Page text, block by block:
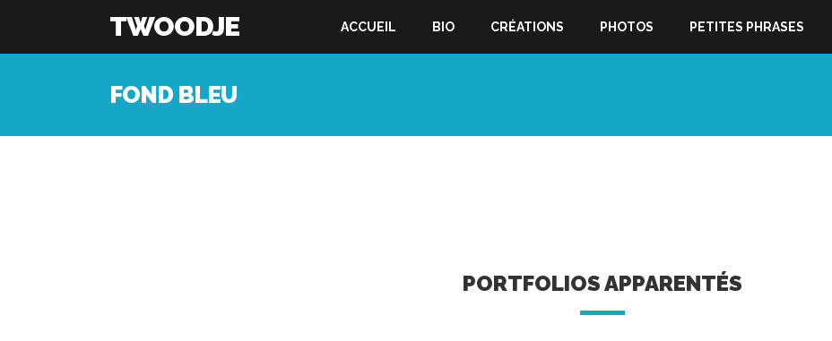
TWOODJE ACCUEIL BIO CRÉATIONS PHOTOS PETITES PHRASES
FOND BLEU
PORTFOLIOS APPARENTÉS